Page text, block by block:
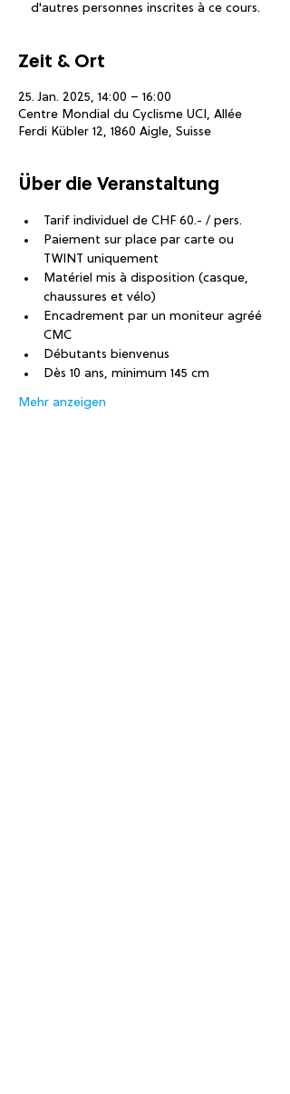
d'autres personnes inscrites à ce cours.
Zeit & Ort
25. Jan. 2025, 14:00 – 16:00
Centre Mondial du Cyclisme UCI, Allée
Ferdi Kübler 12, 1860 Aigle, Suisse
Über die Veranstaltung
Tarif individuel de CHF 60.- / pers.
Paiement sur place par carte ou
TWINT uniquement
Matériel mis à disposition (casque,
chaussures et vélo)
Encadrement par un moniteur agréé
CMC
Débutants bienvenus
Dès 10 ans, minimum 145 cm
Mehr anzeigen